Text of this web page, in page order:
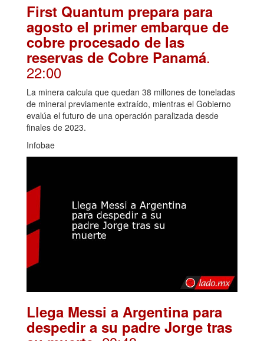
First Quantum prepara para
agosto el primer embarque de
cobre procesado de las
reservas de Cobre Panamá.
22:00
La minera calcula que quedan 38 millones de toneladas
de mineral previamente extraído, mientras el Gobierno
evalúa el futuro de una operación paralizada desde
finales de 2023.
Infobae
Llega Messi a Argentina para
despedir a su padre Jorge tras